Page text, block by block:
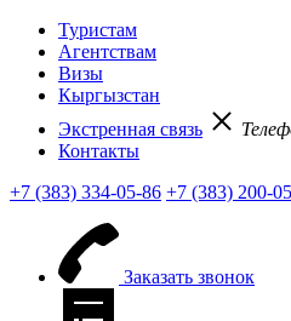
Туристам
Агентствам
Визы
Кыргызстан
Экстренная связь
Контакты
+7 (383) 334-05-86 +7 (383) 200-
Заказать звонок